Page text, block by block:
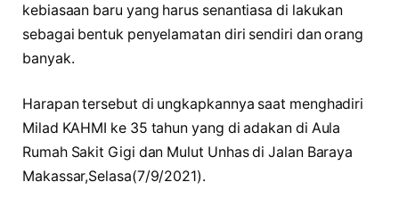
kebiasaan baru yang harus senantiasa di lakukan
sebagai bentuk penyelamatan diri sendiri dan orang
banyak.
Harapan tersebut di ungkapkannya saat menghadiri
Milad KAHMI ke 35 tahun yang di adakan di Aula
Rumah Sakit Gigi dan Mulut Unhas di Jalan Baraya
Makassar,Selasa(7/9/2021).